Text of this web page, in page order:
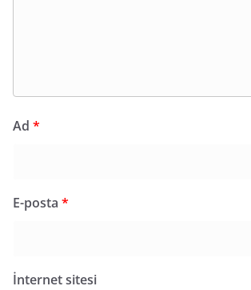
Ad *
E-posta *
İnternet sitesi